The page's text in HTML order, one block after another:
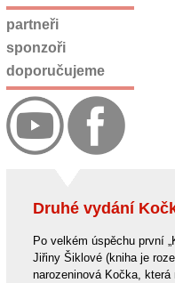
Druhé vydání
Po velkém úspěchu první
Jiřiny Šiklové (kniha je
narozeninová Kočka,
partneři
sponzoři
doporučujeme